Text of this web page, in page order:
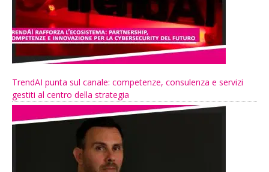
TrendAI punta sul canale: competenze, consulenza e servizi
gestiti al centro della strategia